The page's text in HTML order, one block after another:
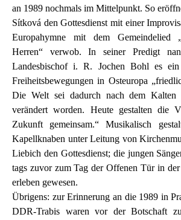
an 1989 nochmals im Mittelpunkt. So
Sítková den Gottesdienst mit einer
Europahymne mit dem Gemeindelied
Herren“ verwob. In seiner Predigt
Landesbischof i. R. Jochen Bohl es
Freiheitsbewegungen in Osteuropa
Die Welt sei dadurch nach dem Kalten
verändert worden. Heute gestalten die
Zukunft gemeinsam.“ Musikalisch
Kapellknaben unter Leitung von
Liebich den Gottesdienst; die jungen
tags zuvor zum Tag der Offenen Tür in
erleben gewesen.
Übrigens: zur Erinnerung an die 1989 in
DDR-Trabis waren vor der Botschaft